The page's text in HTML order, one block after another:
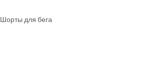
Шорты для бега